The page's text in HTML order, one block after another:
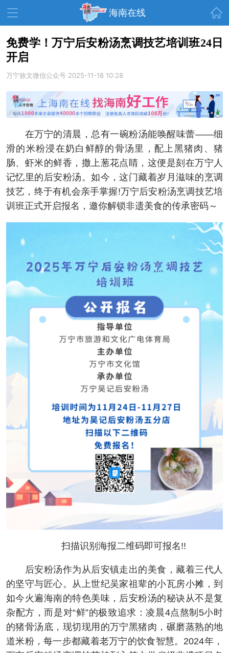
海南在线
资讯中心
教育 健康 房产
生活 演出 活动
展会 走读海南 周末去哪儿
人才在线 天涯企服
免费学！万宁后安粉汤烹调技艺培训班24日
开启
万宁旅文微信公众号 2025-11-18 10:28
在万宁的清晨，总有一碗粉汤能唤醒味蕾——细
滑的米粉浸在奶白鲜醇的骨汤里，配上黑猪肉、猪
肠、虾米的鲜香，撒上葱花点睛，这便是刻在万宁人
记忆里的后安粉汤。如今，这门藏着岁月滋味的烹调
技艺，终于有机会亲手掌握!万宁后安粉汤烹调技艺培
训班正式开启报名，邀你解锁非遗美食的传承密码～
扫描识别海报二维码即可报名!!
后安粉汤作为从后安镇走出的美食，藏着三代人
的坚守与匠心。从上世纪吴家祖辈的小瓦房小摊，到
如今火遍海南的特色美味，后安粉汤的秘诀从不是复
杂配方，而是对“鲜”的极致追求：凌晨4点熬制5小时
的猪骨汤底，现切现用的万宁黑猪肉，碾磨蒸熟的地
道米粉，每一步都藏着老万宁的饮食智慧。2024年，